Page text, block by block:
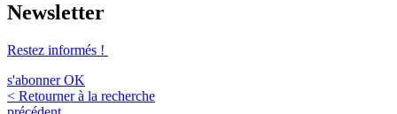
Newsletter
Restez informés !
s'abonner OK
< Retourner à la recherche